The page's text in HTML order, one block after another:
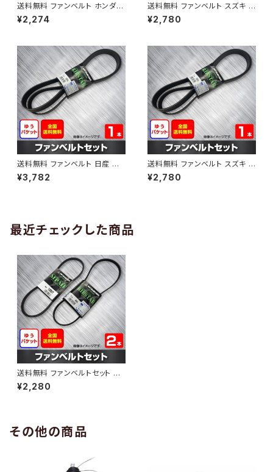
送料無料 ファンベルト ホンダ フ
ィット 型式GE6 H19.10～H25.
09 （国内トップメーカー） 1本 H
¥2,274
送料無料 ファンベルト スズキ ス
ペーシア 型式MK32S H25.03
～H30.02 （国内トップメーカ
¥2,780
送料無料 ファンベルト 日産 キ
ューブ 型式Z12 H20.11～H24.
10 （国内トップメーカー） 1本 H
¥3,782
送料無料 ファンベルト スズキ ワ
ゴンR 型式MH34S H24.09～
H29.02 （国内トップメーカー）
¥2,780
最近チェックした商品
送料無料 ファンベルトセット ダ
イハツ ハイゼット 型式S210P
H17.12～H19.11 （国内トップメ
¥2,280
その他の商品